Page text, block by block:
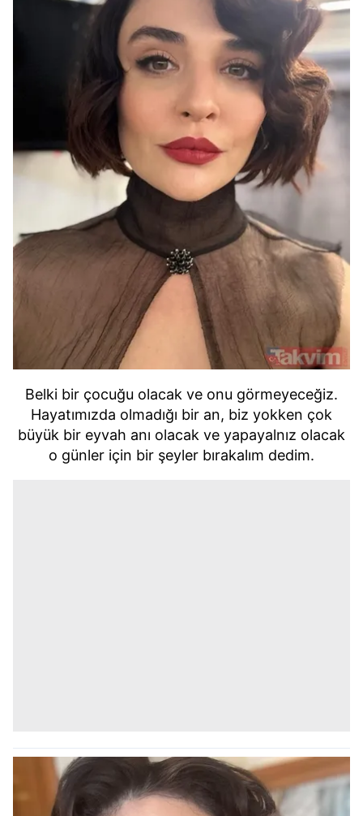
Belki bir çocuğu olacak ve onu görmeyeceğiz.
Hayatımızda olmadığı bir an, biz yokken çok
büyük bir eyvah anı olacak ve yapayalnız olacak
o günler için bir şeyler bırakalım dedim.